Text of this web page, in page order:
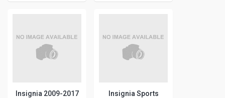
Insignia 2009-2017
Insignia Sports